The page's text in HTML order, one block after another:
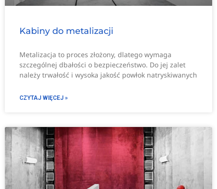
Kabiny do metalizacji
Metalizacja to proces złożony, dlatego wymaga
szczególnej dbałości o bezpieczeństwo. Do jej zalet
należy trwałość i wysoka jakość powłok natryskiwanych
CZYTAJ WIĘCEJ »